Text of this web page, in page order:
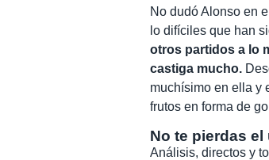
No dudó Alonso en
lo difíciles que han
otros partidos a lo
castiga mucho.
muchísimo en ella y
frutos en forma de
No te pierdas
Análisis, directos y